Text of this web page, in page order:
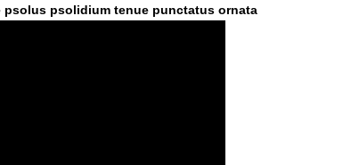
psolus psolidium tenue punctatus ornata